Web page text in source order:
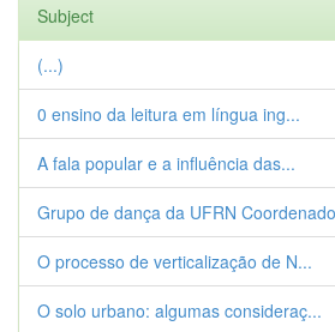
Subject
(...)
0 ensino da leitura em língua ing...
A fala popular e a influência das...
Grupo de dança da UFRN
O processo de verticalização de N...
O solo urbano: algumas consideraç...